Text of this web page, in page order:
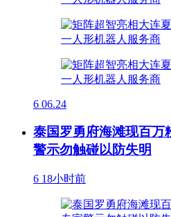
6 06.24
泰国罗勇府海滩现百万
警示勿触碰以防失明
6 18小时前